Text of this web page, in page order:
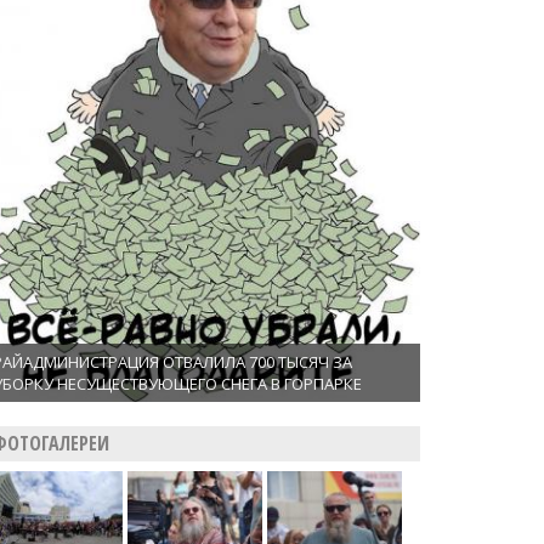
ОТВАЛИЛА 700 ТЫСЯЧ ЗА
НЕСУЩЕСТВУЮЩЕГО СНЕГА В ГОРПАРКЕ